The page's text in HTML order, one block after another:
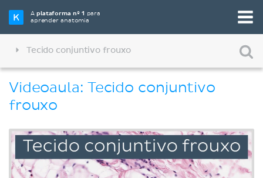
Aplataforma nº 1 para
aprender anatomia
Tecido conjuntivo frouxo
Videoaula: Tecido conjuntivo
frouxo